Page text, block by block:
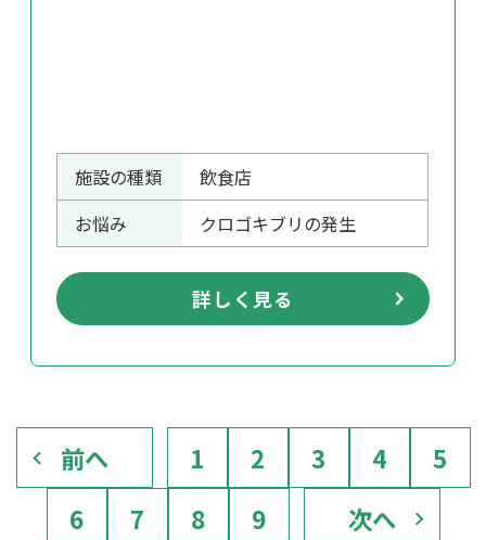
施設の種類
飲食店
お悩み
クロゴキブリの発生
詳しく見る
前へ 1 2 3 4
5
6
7 8 9 次へ